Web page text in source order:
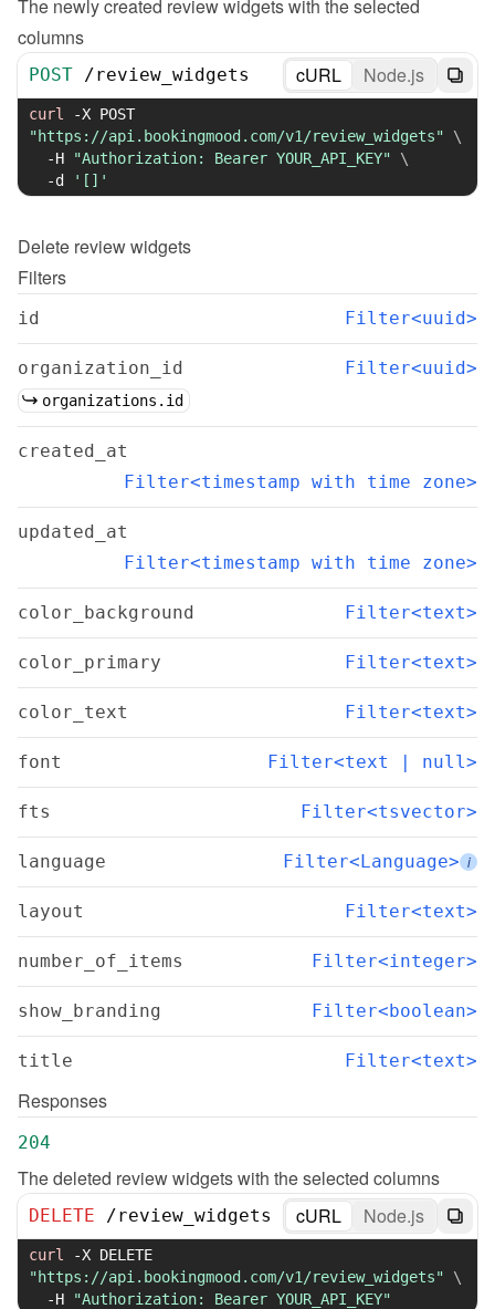
The newly created review widgets with the selected
columns
POST /review_widgets cURL Node.js
curl -X
"https://api.bookingmood.com/v1/review_widgets"
\
-H
"Authorization: Bearer YOUR_API_KEY"
\
-d
'[]'
Delete review widgets
Filters
id Filter<uuid>
organization_id Filter<uuid>
organizations.id
created_at
Filter<timestamp with time zone>
updated_at
Filter<timestamp with time zone>
color_background Filter<text>
color_primary Filter<text>
color_text Filter<text>
font Filter<text | null>
fts Filter<tsvector>
language Filter<Language> i
layout Filter<text>
number_of_items Filter<integer>
show_branding Filter<boolean>
title Filter<text>
Responses
204
The deleted review widgets with the selected columns
DELETE /review_widgets cURL Node.js
curl -X
"https://api.bookingmood.com/v1/review_widgets"
\
-H
"Authorization: Bearer YOUR_API_KEY"